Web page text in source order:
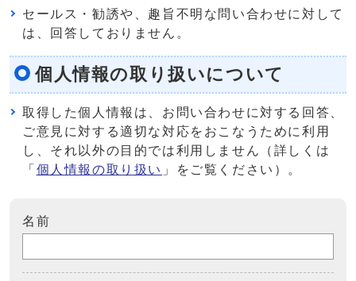
セールス・勧誘や、趣旨不明な問い合わせに対して
は、回答しておりません。
個人情報の取り扱いについて
取得した個人情報は、お問い合わせに対する回答、
ご意見に対する適切な対応をおこなうために利用
し、それ以外の目的では利用しません（詳しくは
「 個人情報の取り扱い 」をご覧ください）。
名前